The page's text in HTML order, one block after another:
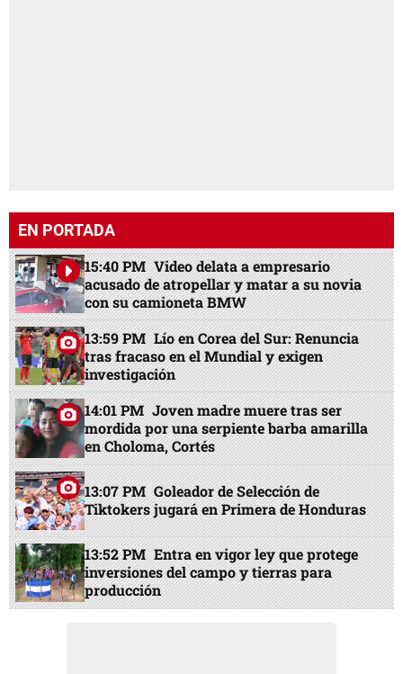
EN PORTADA
15:40 PM Video delata a empresario
acusado de atropellar y matar a su novia
con su camioneta BMW
13:59 PM Lío en Corea del Sur: Renuncia
tras fracaso en el Mundial y exigen
investigación
14:01 PM Joven madre muere tras ser
mordida por una serpiente barba amarilla
en Choloma, Cortés
13:07 PM Goleador de Selección de
Tiktokers jugará en Primera de Honduras
13:52 PM Entra en vigor ley que protege
inversiones del campo y tierras para
producción